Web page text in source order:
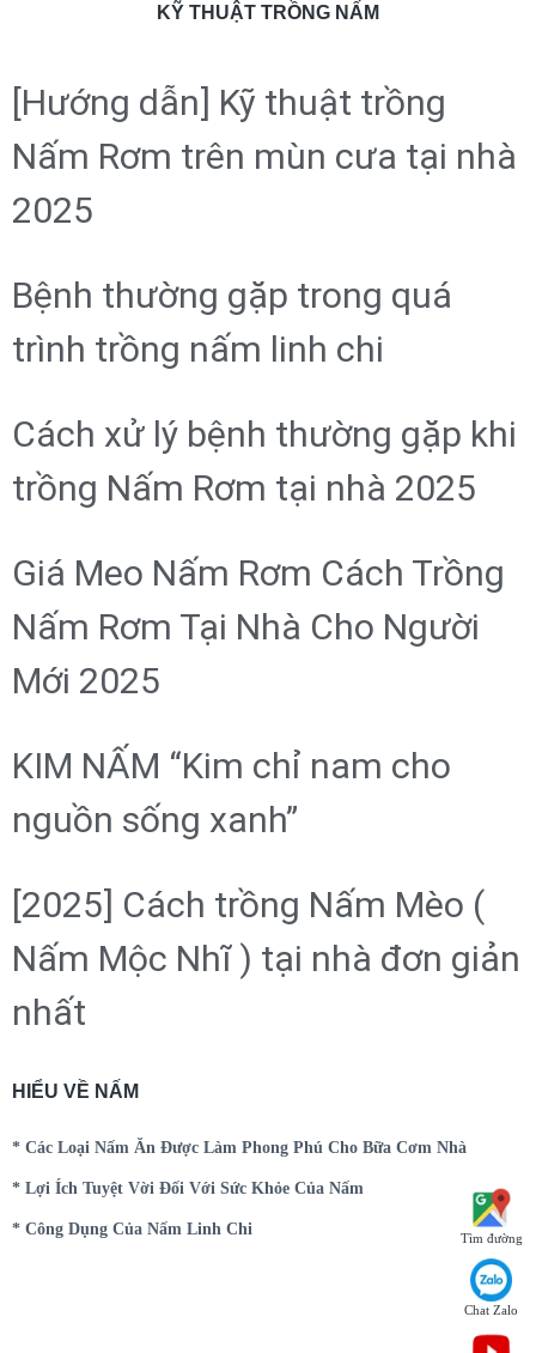
KỸ THUẬT TRỒNG NẤM
[Hướng dẫn] Kỹ thuật trồng
Nấm Rơm trên mùn cưa tại nhà
2025
Bệnh thường gặp trong quá
trình trồng nấm linh chi
Cách xử lý bệnh thường gặp khi
trồng Nấm Rơm tại nhà 2025
Giá Meo Nấm Rơm Cách Trồng
Nấm Rơm Tại Nhà Cho Người
Mới 2025
KIM NẤM “Kim chỉ nam cho
nguồn sống xanh”
[2025] Cách trồng Nấm Mèo (
Nấm Mộc Nhĩ ) tại nhà đơn giản
nhất
HIỂU VỀ NẤM
* Các Loại Nấm Ăn Được Làm Phong Phú Cho Bữa Cơm Nhà
* Lợi Ích Tuyệt Vời Đối Với Sức Khỏe Của Nấm
* Công Dụng Của Nấm Linh Chi
Chat Zalo
Tìm đường